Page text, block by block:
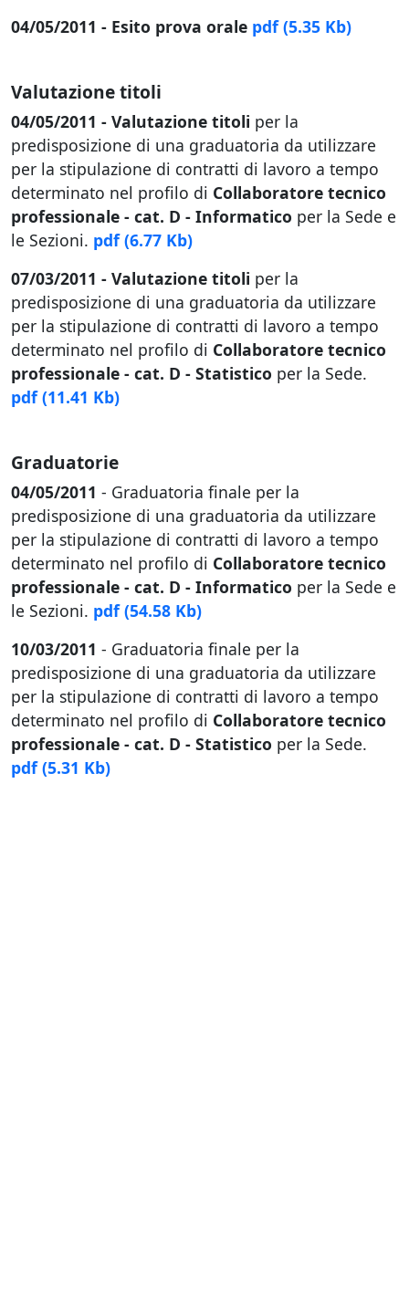
04/05/2011 - Esito prova orale pdf (5.35 Kb)
Valutazione titoli
04/05/2011 - Valutazione titoli per la
predisposizione di una graduatoria da utilizzare
per la stipulazione di contratti di lavoro a tempo
determinato nel profilo di Collaboratore tecnico
professionale - cat. D - Informatico per la Sede e
le Sezioni. pdf (6.77 Kb)
07/03/2011 - Valutazione titoli per la
predisposizione di una graduatoria da utilizzare
per la stipulazione di contratti di lavoro a tempo
determinato nel profilo di Collaboratore tecnico
professionale - cat. D - Statistico per la Sede.
pdf (11.41 Kb)
Graduatorie
04/05/2011 - Graduatoria finale per la
predisposizione di una graduatoria da utilizzare
per la stipulazione di contratti di lavoro a tempo
determinato nel profilo di Collaboratore tecnico
professionale - cat. D - Informatico per la Sede e
le Sezioni. pdf (54.58 Kb)
10/03/2011 - Graduatoria finale per la
predisposizione di una graduatoria da utilizzare
per la stipulazione di contratti di lavoro a tempo
determinato nel profilo di Collaboratore tecnico
professionale - cat. D - Statistico per la Sede.
pdf (5.31 Kb)